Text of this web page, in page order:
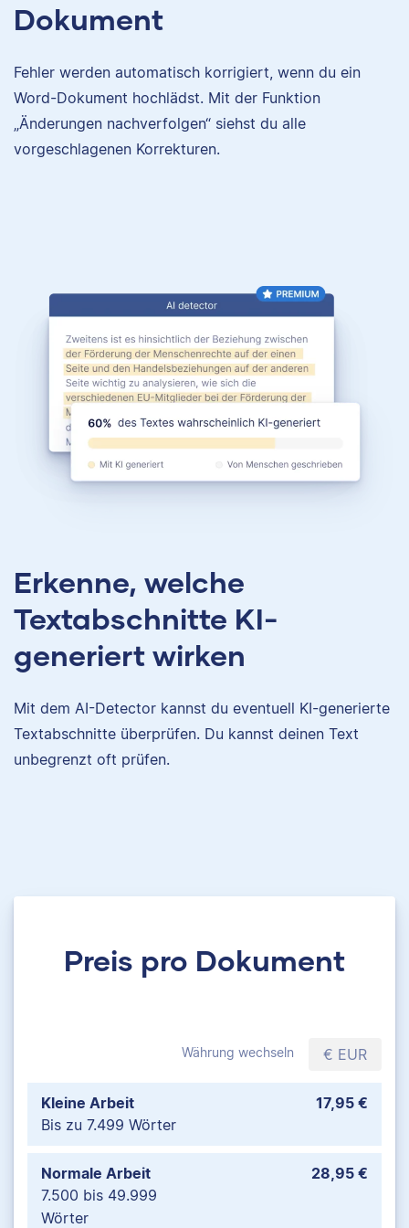
Dokument
Fehler werden automatisch korrigiert, wenn du ein
Word-Dokument hochlädst. Mit der Funktion
„Änderungen nachverfolgen“ siehst du alle
vorgeschlagenen Korrekturen.
Erkenne, welche
Textabschnitte KI-
generiert wirken
Mit dem AI-Detector kannst du eventuell KI-generierte
Textabschnitte überprüfen. Du kannst deinen Text
unbegrenzt oft prüfen.
Preis pro Dokument
Währung wechseln € EUR
Kleine Arbeit
Bis zu 7.499 Wörter
17,95 €
Normale Arbeit
7.500 bis 49.999
Wörter
28,95 €